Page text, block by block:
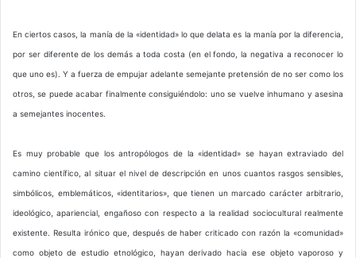
En ciertos casos, la manía de la «identidad» lo que delata es la manía por la diferencia,
por ser diferente de los demás a toda costa (en el fondo, la negativa a reconocer lo
que uno es). Y a fuerza de empujar adelante semejante pretensión de no ser como los
otros, se puede acabar finalmente consiguiéndolo: uno se vuelve inhumano y asesina
a semejantes inocentes.
Es muy probable que los antropólogos de la «identidad» se hayan extraviado del
camino científico, al situar el nivel de descripción en unos cuantos rasgos sensibles,
simbólicos, emblemáticos, «identitarios», que tienen un marcado carácter arbitrario,
ideológico, apariencial, engañoso con respecto a la realidad sociocultural realmente
existente. Resulta irónico que, después de haber criticado con razón la «comunidad»
como objeto de estudio etnológico, hayan derivado hacia ese objeto vaporoso y